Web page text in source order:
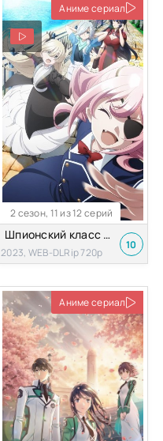
Аниме сериал
2 сезон, 11 из 12 серий
Шпионский класс 2 Сезон
2023, WEB-DLRip 720p
10
Аниме сериал